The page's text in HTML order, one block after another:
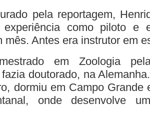
pela reportagem,
como piloto e
mês. Antes era instrutor em
em Zoologia
doutorado, na
dormiu em Campo Grande
onde desenvolve